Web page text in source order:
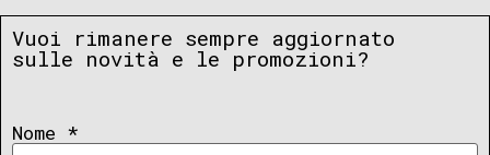
Vuoi rimanere sempre aggiornato
sulle novità e le promozioni?
Nome *